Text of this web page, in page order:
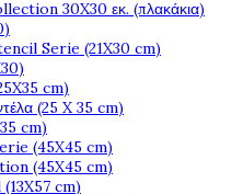
30X30 εκ. (πλακάκια)
Serie (21X30 cm)
cm)
(25 X 35 cm)
cm)
(45X45 cm)
(45X45 cm)
cm)